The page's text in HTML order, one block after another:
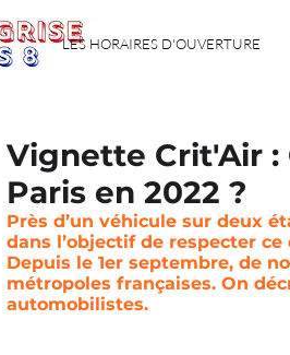
LES HORAIRES D'OUVERTURE
Vignette Crit'Air :
Paris en 2022 ?
Près d’un véhicule sur deux
dans l’objectif de respecter ce
Depuis le 1er septembre, de
métropoles françaises. On
automobilistes.